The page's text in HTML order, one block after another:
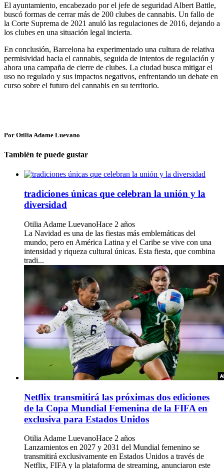
El ayuntamiento, encabezado por el jefe de seguridad Albert Battle,
buscó formas de cerrar más de 200 clubes de cannabis. Un fallo de
la Corte Suprema de 2021 anuló las regulaciones de 2016, dejando a
los clubes en una situación legal incierta.
En conclusión, Barcelona ha experimentado una cultura de relativa
permisividad hacia el cannabis, seguida de intentos de regulación y
ahora una campaña de cierre de clubes. La ciudad busca mitigar el
uso no regulado y sus impactos negativos, enfrentando un debate en
curso sobre el futuro del cannabis en su territorio.
Por Otilia Adame Luevano
También te puede gustar
tradiciones únicas que celebran la unión y la
diversidad
Otilia Adame LuevanoHace 2 años
La Navidad es una de las fiestas más emblemáticas del
mundo, pero en América Latina y el Caribe se vive con una
intensidad y riqueza cultural únicas. Esta fiesta, que combina
tradi...
Netflix transmitirá las próximas dos ediciones
de la Copa Mundial Femenina de la FIFA en
exclusiva para Estados Unidos
Otilia Adame LuevanoHace 2 años
Lanzamientos en 2027 y 2031 del Mundial femenino se
transmitirá exclusivamente en Estados Unidos a través de
Netflix, FIFA y la plataforma de streaming, anunciaron este